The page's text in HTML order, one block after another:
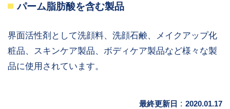
パーム脂肪酸を含む製品
界面活性剤として洗顔料、洗顔石鹸、メイクアップ化
粧品、スキンケア製品、ボディケア製品など様々な製
品に使用されています。
最終更新日 : 2020.01.17